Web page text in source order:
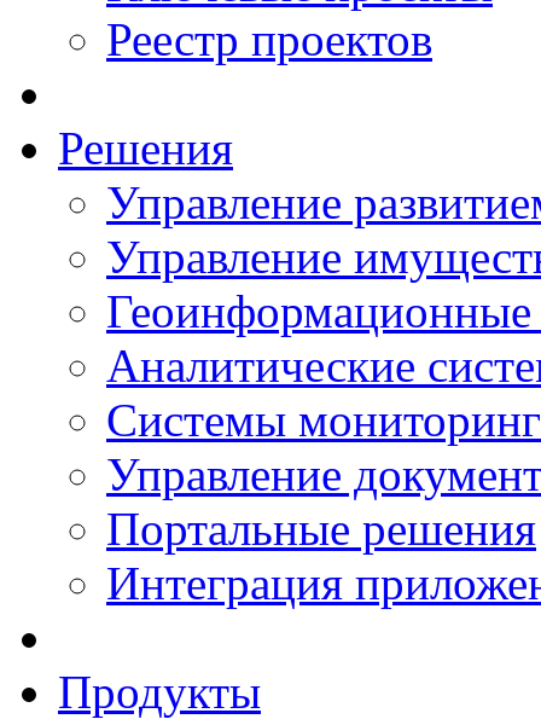
Реестр проектов
Решения
Управление
Управление
Аналитические
Системы
Управление
Портальные решения
Интеграция
Продукты